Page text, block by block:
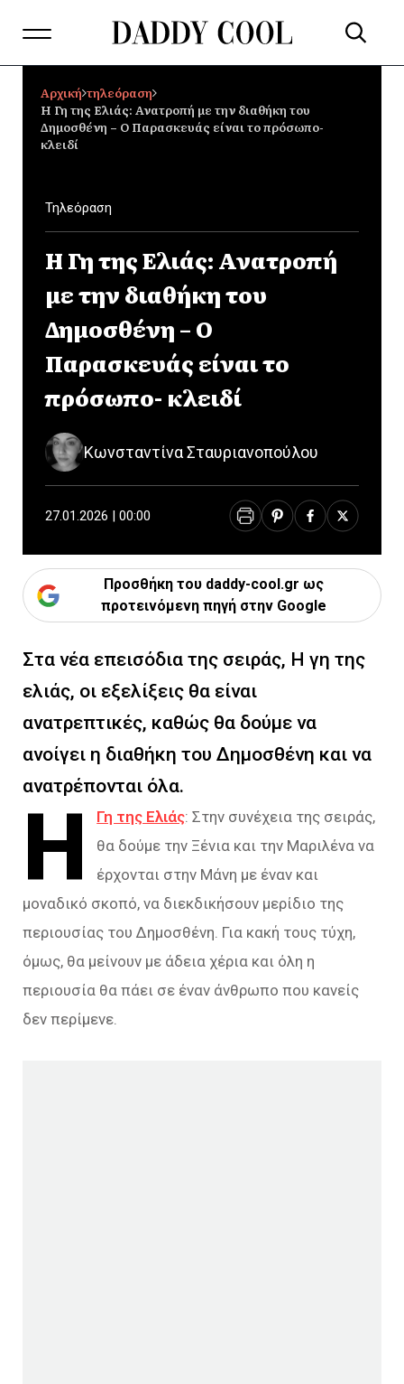
Αρχική τηλεόραση
Η Γη της Ελιάς: Ανατροπή με την διαθήκη του
Δημοσθένη – Ο Παρασκευάς είναι το πρόσωπο-
κλειδί
Τηλεόραση
Η Γη της Ελιάς: Ανατροπή
με την διαθήκη του
Δημοσθένη – Ο
Παρασκευάς είναι το
πρόσωπο- κλειδί
Κωνσταντίνα Σταυριανοπούλου
27.01.2026 | 00:00
Προσθήκη του daddy-cool.gr ως
προτεινόμενη πηγή στην Google
Στα νέα επεισόδια της σειράς, Η γη της
ελιάς, οι εξελίξεις θα είναι
ανατρεπτικές, καθώς θα δούμε να
ανοίγει η διαθήκη του Δημοσθένη και να
ανατρέπονται όλα.
Η Γη της Ελιάς: Στην συνέχεια της σειράς,
θα δούμε την Ξένια και την Μαριλένα να
έρχονται στην Μάνη με έναν και
μοναδικό σκοπό, να διεκδικήσουν μερίδιο της
περιουσίας του Δημοσθένη. Για κακή τους τύχη,
όμως, θα μείνουν με άδεια χέρια και όλη η
περιουσία θα πάει σε έναν άνθρωπο που κανείς
δεν περίμενε.